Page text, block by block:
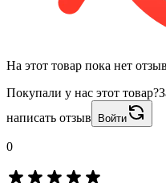
На этот товар пока нет
Покупали у нас этот товар?
написать отзыв
Войти
0